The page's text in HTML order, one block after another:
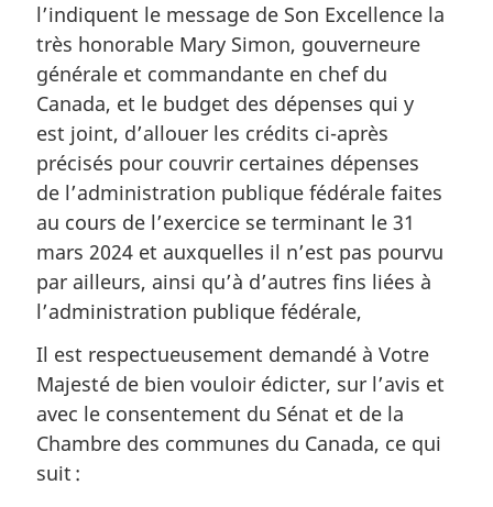
l’indiquent le message de Son Excellence la
très honorable Mary Simon, gouverneure
générale et commandante en chef du
Canada, et le budget des dépenses qui y
est joint, d’allouer les crédits ci-après
précisés pour couvrir certaines dépenses
de l’administration publique fédérale faites
au cours de l’exercice se terminant le 31
mars 2024 et auxquelles il n’est pas pourvu
par ailleurs, ainsi qu’à d’autres fins liées à
l’administration publique fédérale,
Il est respectueusement demandé à Votre
Majesté de bien vouloir édicter, sur l’avis et
avec le consentement du Sénat et de la
Chambre des communes du Canada, ce qui
suit :